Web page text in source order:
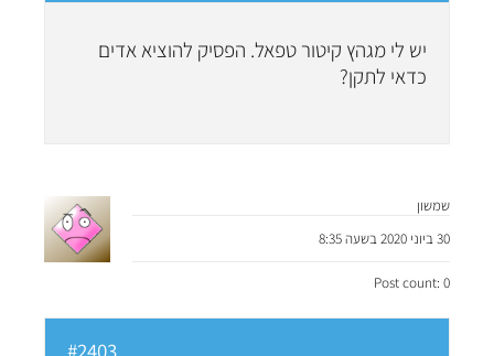
יש לי מגהץ קיטור טפאל. הפסיק להוציא אדים
כדאי לתקן?
שמשון
30 ביוני 2020 בשעה 8:35
Post count: 0
#2403